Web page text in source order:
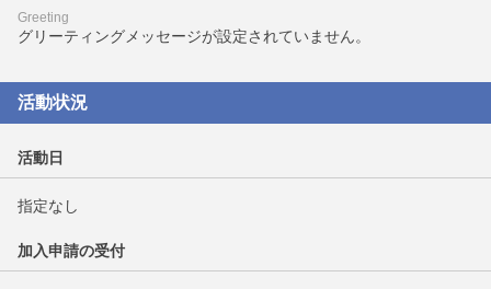
Greeting
グリーティングメッセージが設定されていません。
活動状況
活動日
指定なし
加入申請の受付